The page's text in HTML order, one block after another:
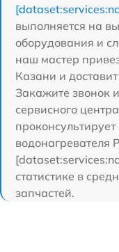
выполняется на
оборудования и
наш мастер
Казани и
Закажите звонок
сервисного
водонагревателя
статистике в
запчастей.